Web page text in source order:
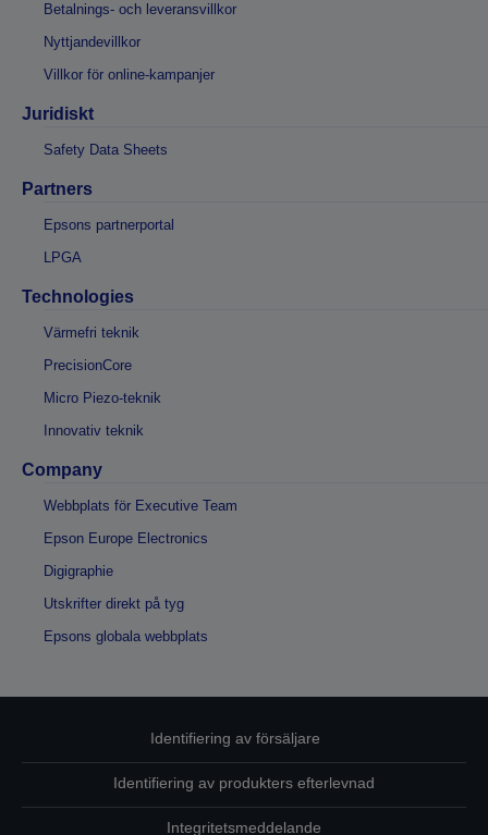
Betalnings- och leveransvillkor
Nyttjandevillkor
Villkor för online-kampanjer
Juridiskt
Safety Data Sheets
Partners
Epsons partnerportal
LPGA
Technologies
Värmefri teknik
PrecisionCore
Micro Piezo-teknik
Innovativ teknik
Company
Webbplats för Executive Team
Epson Europe Electronics
Digigraphie
Utskrifter direkt på tyg
Epsons globala webbplats
Identifiering av försäljare
Identifiering av produkters efterlevnad
Integritetsmeddelande